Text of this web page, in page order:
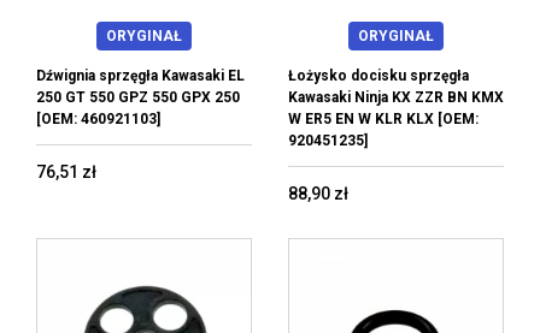
ORYGINAŁ
Dźwignia sprzęgła Kawasaki EL
250 GT 550 GPZ 550 GPX 250
[OEM: 460921103]
76,51 zł
ORYGINAŁ
Łożysko docisku sprzęgła
Kawasaki Ninja KX ZZR BN KMX
W ER5 EN W KLR KLX [OEM:
920451235]
88,90 zł